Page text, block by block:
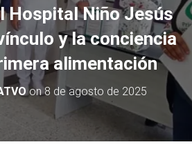
Hospital Niño Jesús
y la conciencia
alimentación
on8 de agosto de 2025